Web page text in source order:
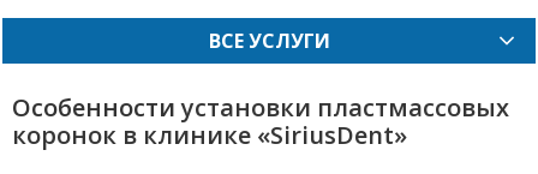
ВСЕ УСЛУГИ
Особенностиустановки пластмассовых
коронок в клинике «SiriusDent»